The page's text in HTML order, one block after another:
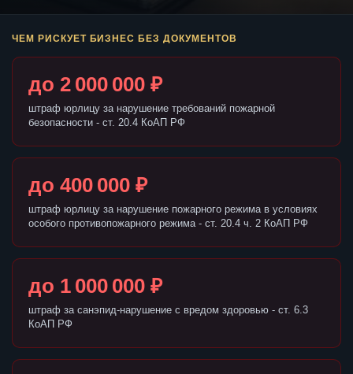
ЧЕМ РИСКУЕТ БИЗНЕС БЕЗ ДОКУМЕНТОВ
до 2 000 000 ₽
штраф юрлицу за нарушение требований пожарной
безопасности - ст. 20.4 КоАП РФ
до 400 000 ₽
штраф юрлицу за нарушение пожарного режима в условиях
особого противопожарного режима - ст. 20.4 ч. 2 КоАП РФ
до 1 000 000 ₽
штраф за санэпид-нарушение с вредом здоровью - ст. 6.3
КоАП РФ